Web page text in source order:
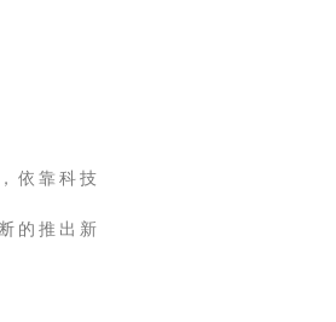
依靠科技
的推出新